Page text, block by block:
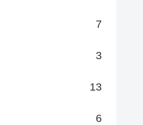
7
3
13
6